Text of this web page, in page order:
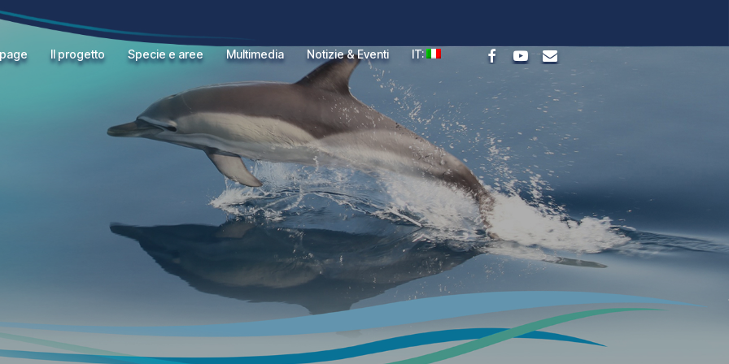
Il progetto Specie e aree Multimedia Notizie & Eventi IT: facebookyoutube
email